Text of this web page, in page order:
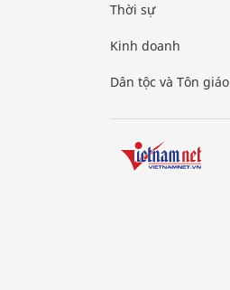
Thời sự
Kinh doanh
Dân tộc và Tôn giáo